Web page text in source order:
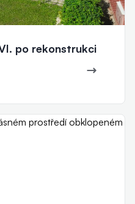
po rekonstrukci